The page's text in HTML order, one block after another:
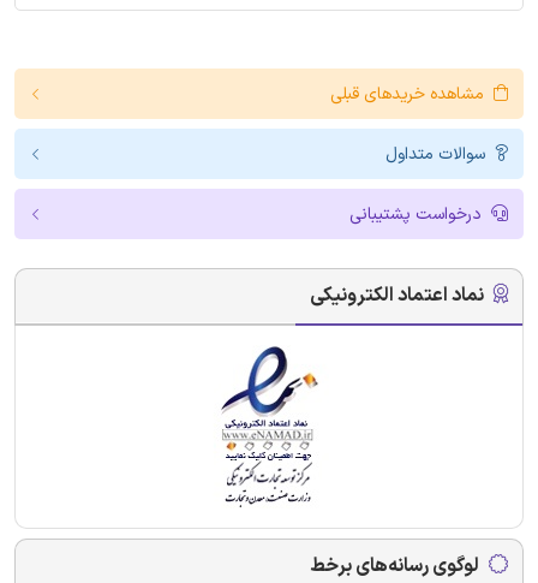
مشاهده خریدهای قبلی
سوالات متداول
درخواست پشتیبانی
نماد اعتماد الکترونیکی
لوگوی رسانه‌های برخط